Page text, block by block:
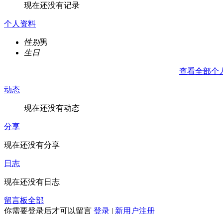
现在还没有记录
个人资料
性别男
生日
查看全部个
动态
现在还没有动态
分享
现在还没有分享
日志
现在还没有日志
留言板全部
你需要登录后才可以留言 登录 | 新用户注册